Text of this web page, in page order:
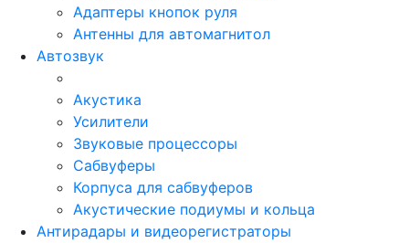
Адаптеры кнопок руля
Антенны для автомагнитол
Автозвук
Акустика
Усилители
Звуковые процессоры
Сабвуферы
Корпуса для сабвуферов
Акустические подиумы и кольца
Антирадары и видеорегистраторы